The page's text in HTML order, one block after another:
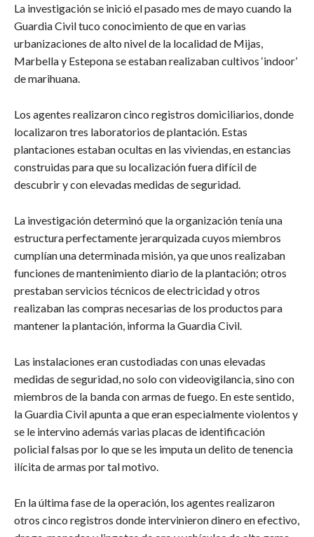
La investigación se inició el pasado mes de mayo cuando la
Guardia Civil tuco conocimiento de que en varias
urbanizaciones de alto nivel de la localidad de Mijas,
Marbella y Estepona se estaban realizaban cultivos ‘indoor’
de marihuana.
Los agentes realizaron cinco registros domiciliarios, donde
localizaron tres laboratorios de plantación. Estas
plantaciones estaban ocultas en las viviendas, en estancias
construidas para que su localización fuera difícil de
descubrir y con elevadas medidas de seguridad.
La investigación determinó que la organización tenía una
estructura perfectamente jerarquizada cuyos miembros
cumplían una determinada misión, ya que unos realizaban
funciones de mantenimiento diario de la plantación; otros
prestaban servicios técnicos de electricidad y otros
realizaban las compras necesarias de los productos para
mantener la plantación, informa la Guardia Civil.
Las instalaciones eran custodiadas con unas elevadas
medidas de seguridad, no solo con videovigilancia, sino con
miembros de la banda con armas de fuego. En este sentido,
la Guardia Civil apunta a que eran especialmente violentos y
se le intervino además varias placas de identificación
policial falsas por lo que se les imputa un delito de tenencia
ilícita de armas por tal motivo.
En la última fase de la operación, los agentes realizaron
otros cinco registros donde intervinieron dinero en efectivo,